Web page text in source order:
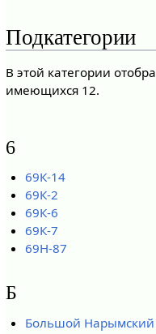
Подкатегории
В этой категории
имеющихся 12.
6
69К-14
69К-2
69К-6
69К-7
69Н-87
Б
Большой Нарымский